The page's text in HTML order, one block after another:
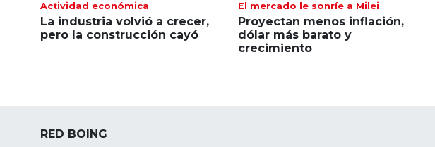
Actividad económica
La industria volvió a crecer,
pero la construcción cayó
El mercado le sonríe a Milei
Proyectan menos inflación,
dólar más barato y
crecimiento
RED BOING